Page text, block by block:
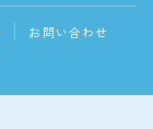
お問い合わせ